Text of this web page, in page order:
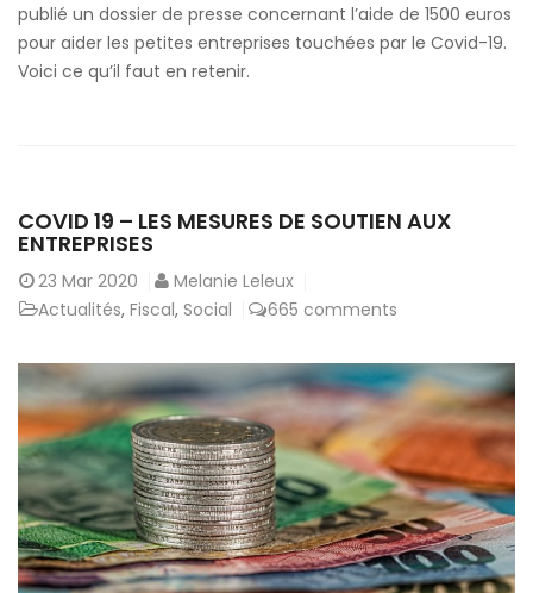
publié un dossier de presse concernant l’aide de 1500 euros
pour aider les petites entreprises touchées par le Covid-19.
Voici ce qu’il faut en retenir.
COVID 19 – LES MESURES DE SOUTIEN AUX
ENTREPRISES
23 Mar 2020
Melanie Leleux
Actualités, Fiscal, Social 665 comments